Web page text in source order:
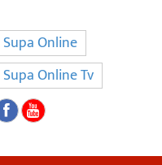
Supa Online
Supa Online Tv